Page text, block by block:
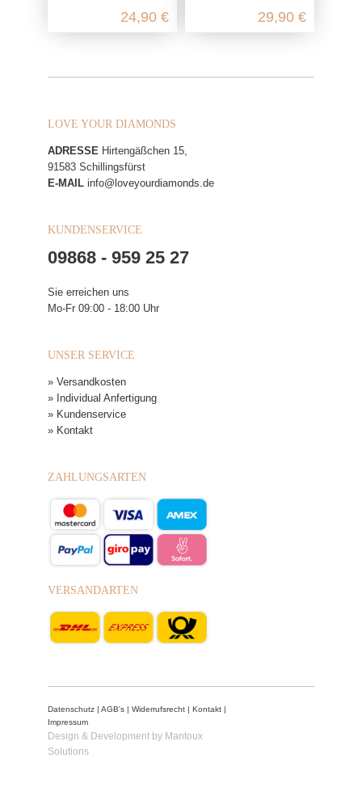
24,90 € 29,90 €
LOVE YOUR DIAMONDS
ADRESSE Hirtengäßchen 15,
91583 Schillingsfürst
E-MAIL info@loveyourdiamonds.de
KUNDENSERVICE
09868 - 959 25 27
Sie erreichen uns
Mo-Fr 09:00 - 18:00 Uhr
UNSER SERVICE
» Versandkosten
» Individual Anfertigung
» Kundenservice
» Kontakt
ZAHLUNGSARTEN
VERSANDARTEN
Datenschutz AGB's Widerrufsrecht Kontakt
Impressum
Design & Development by Mantoux
Solutions